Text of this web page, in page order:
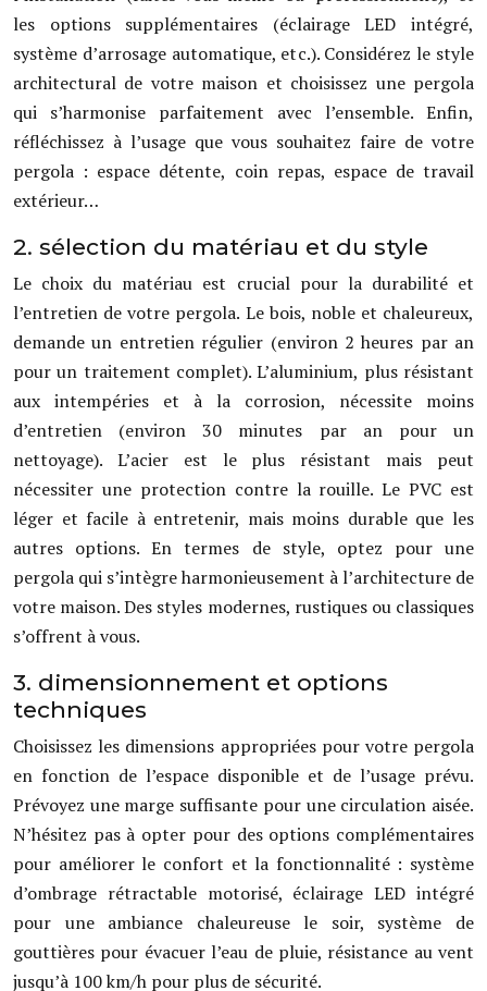
les options supplémentaires (éclairage LED intégré,
système d’arrosage automatique, etc.). Considérez le style
architectural de votre maison et choisissez une pergola
qui s’harmonise parfaitement avec l’ensemble. Enfin,
réfléchissez à l’usage que vous souhaitez faire de votre
pergola : espace détente, coin repas, espace de travail
extérieur…
2. sélection du matériau et du style
Le choix du matériau est crucial pour la durabilité et
l’entretien de votre pergola. Le bois, noble et chaleureux,
demande un entretien régulier (environ 2 heures par an
pour un traitement complet). L’aluminium, plus résistant
aux intempéries et à la corrosion, nécessite moins
d’entretien (environ 30 minutes par an pour un
nettoyage). L’acier est le plus résistant mais peut
nécessiter une protection contre la rouille. Le PVC est
léger et facile à entretenir, mais moins durable que les
autres options. En termes de style, optez pour une
pergola qui s’intègre harmonieusement à l’architecture de
votre maison. Des styles modernes, rustiques ou classiques
s’offrent à vous.
3. dimensionnement et options
techniques
Choisissez les dimensions appropriées pour votre pergola
en fonction de l’espace disponible et de l’usage prévu.
Prévoyez une marge suffisante pour une circulation aisée.
N’hésitez pas à opter pour des options complémentaires
pour améliorer le confort et la fonctionnalité : système
d’ombrage rétractable motorisé, éclairage LED intégré
pour une ambiance chaleureuse le soir, système de
gouttières pour évacuer l’eau de pluie, résistance au vent
jusqu’à 100 km/h pour plus de sécurité.